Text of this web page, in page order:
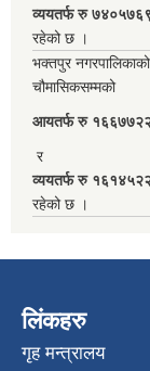
व्ययतर्फ रु
रहेको छ ।
भक्तपुर
चौमासिकसम्मको
आयतर्फ रु‌
र
व्ययतर्फ रु
रहेको छ ।
लिंकहरु
गृह मन्त्रालय